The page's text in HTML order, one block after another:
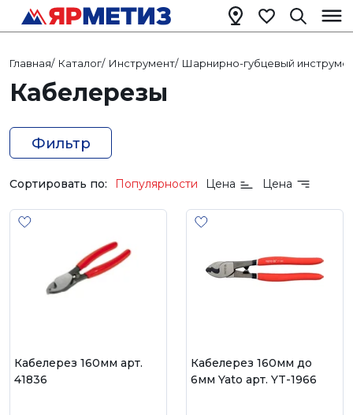
Главная/ Каталог/ Инструмент/ Шарнирно-губцевый
Кабелерезы
Фильтр
Сортировать по: Популярности Цена Цена
Кабелерез 160мм арт.
41836
Кабелерез 160мм до
6мм Yato арт. YT-1966